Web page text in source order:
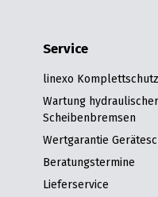
Service
linexo
Wartung hydraulischer
Scheibenbremsen
Wertgarantie
Beratungstermine
Lieferservice